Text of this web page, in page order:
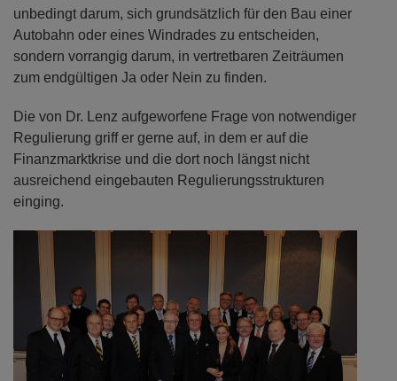
unbedingt darum, sich grundsätzlich für den Bau einer
Autobahn oder eines Windrades zu entscheiden,
sondern vorrangig darum, in vertretbaren Zeiträumen
zum endgültigen Ja oder Nein zu finden.
Die von Dr. Lenz aufgeworfene Frage von notwendiger
Regulierung griff er gerne auf, in dem er auf die
Finanzmarktkrise und die dort noch längst nicht
ausreichend eingebauten Regulierungsstrukturen
einging.
Previous Next